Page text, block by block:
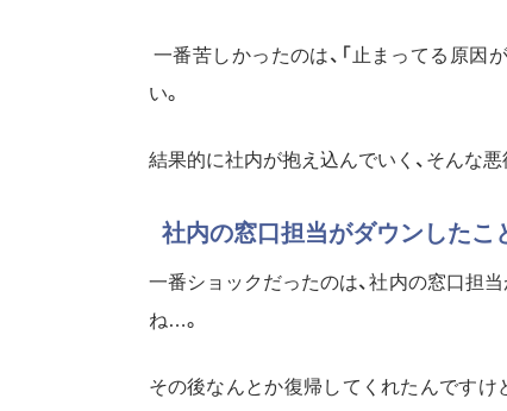
一番苦しかったのは、「止まってる原因
い。
結果的に社内が抱え込んでいく、そんな
社内の窓口担当がダウンした
一番ショックだったのは、社内の窓口担
ね…。
その後なんとか復帰してくれたんですけ